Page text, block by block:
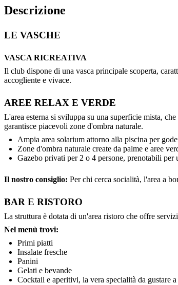
Descrizione
LE VASCHE
VASCA RICREATIVA
Il club dispone di una vasca principale scoperta,
accogliente e vivace.
AREE RELAX E VERDE
L'area esterna si sviluppa su una superficie mista,
garantisce piacevoli zone d'ombra naturale.
Ampia area solarium attorno alla piscina per
Zone d'ombra naturale create da palme e aree
Gazebo privati per 2 o 4 persone, prenotabili per
Il nostro consiglio: Per chi cerca socialità, l'area a
BAR E RISTORO
La struttura è dotata di un'area ristoro che offre
Nel menù trovi:
Primi piatti
Insalate fresche
Panini
Gelati e bevande
Cocktail e aperitivi, la vera specialità da gustare